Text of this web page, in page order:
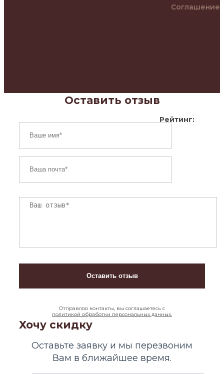
Соглашение
Оставить отзыв
Рейтинг:
Отправляя контакты, вы соглашаетесь с
политикой обработки персональных данных.
Хочу скидку
Оставьте заявку и мы перезвоним
Вам в ближайшее время.